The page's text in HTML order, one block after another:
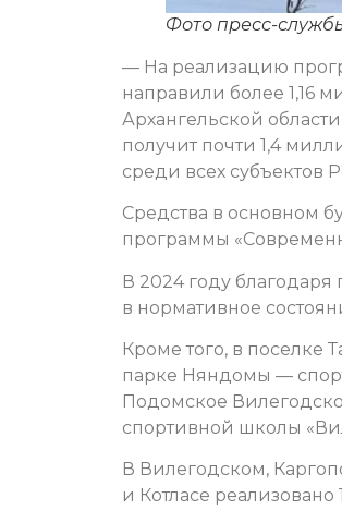
Фото пресс-
— На реализацию
направили более 1,16
Архангельской
получит почти 1,4
среди всех субъектов
Средства в основном
программы
В 2024 году
в нормативное
Кроме того, в поселке
парке Няндомы —
Подомское
спортивной школы
В Вилегодском,
и Котласе